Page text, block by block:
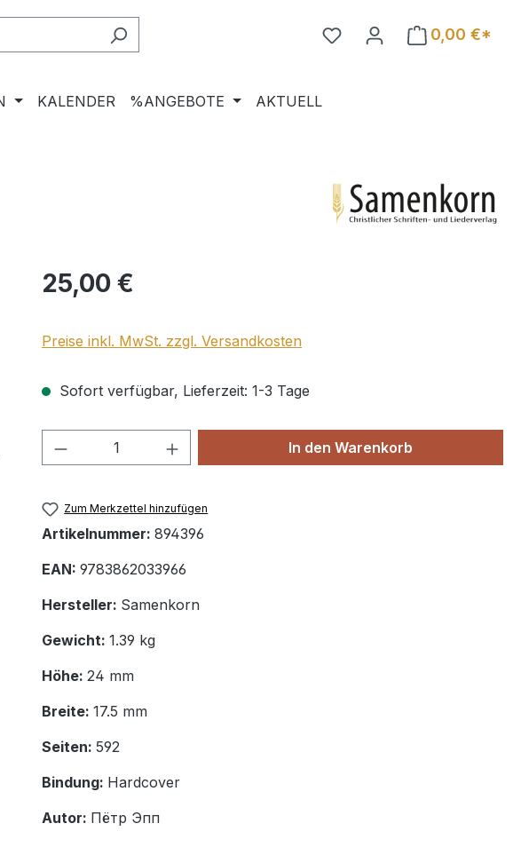
0,00 €*
KALENDER %ANGEBOTE AKTUELL
Regulärer Preis:
25,00 €
Preise inkl. MwSt. zzgl. Versandkosten
Sofort verfügbar, Lieferzeit: 1-3 Tage
Produkt Anzahl: Gib den gewünschten Wert
In den Warenkorb
Zum Merkzettel hinzufügen
Artikelnummer: 894396
EAN: 9783862033966
Hersteller: Samenkorn
Gewicht: 1.39 kg
Höhe: 24 mm
Breite: 17.5 mm
Seiten: 592
Bindung: Hardcover
Autor: Пётр Эпп